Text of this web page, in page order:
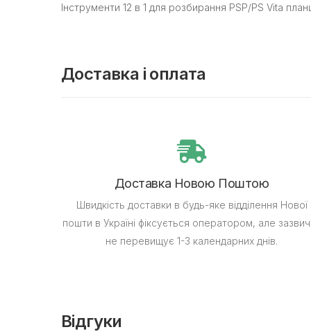
Інструменти 12 в 1 для розбирання PSP/PS Vita
Доставка і оплата
Доставка Новою Поштою
Швидкість доставки в будь-яке відділення Нової
пошти в Україні фіксується оператором, але
не перевищує 1-3 календарних днів.
Відгуки